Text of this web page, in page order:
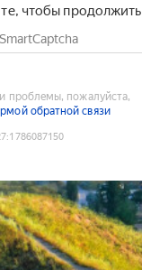
чтобы продолжить
проблемы, пожалуйста,
обратной связи
:1786087150